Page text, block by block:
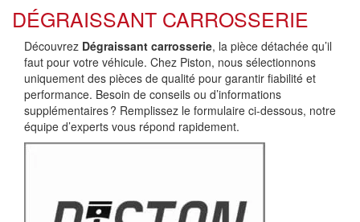
DÉGRAISSANT CARROSSERIE
Découvrez Dégraissant carrosserie, la pièce détachée qu’il
faut pour votre véhicule. Chez Piston, nous sélectionnons
uniquement des pièces de qualité pour garantir fiabilité et
performance. Besoin de conseils ou d’informations
supplémentaires ? Remplissez le formulaire ci-dessous, notre
équipe d’experts vous répond rapidement.